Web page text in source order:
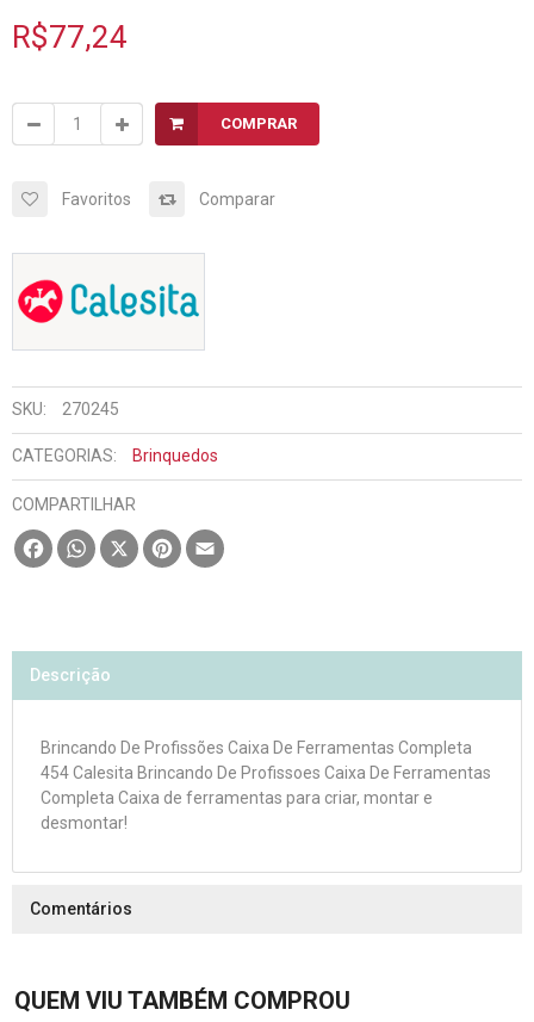
R$77,24
COMPRAR
Favoritos Comparar
SKU: 270245
CATEGORIAS: Brinquedos
COMPARTILHAR
FacebookWhatsApp
X Pinterest
Descrição
Brincando De Profissões Caixa De Ferramentas Completa
454 Calesita Brincando De Profissoes Caixa De Ferramentas
Completa Caixa de ferramentas para criar, montar e
desmontar!
Comentários
QUEM VIU TAMBÉM COMPROU